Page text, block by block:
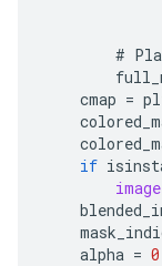
#
cmap =
if
image
alpha =